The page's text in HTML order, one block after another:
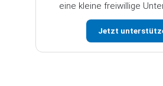
eine kleine freiwillige
Jetzt